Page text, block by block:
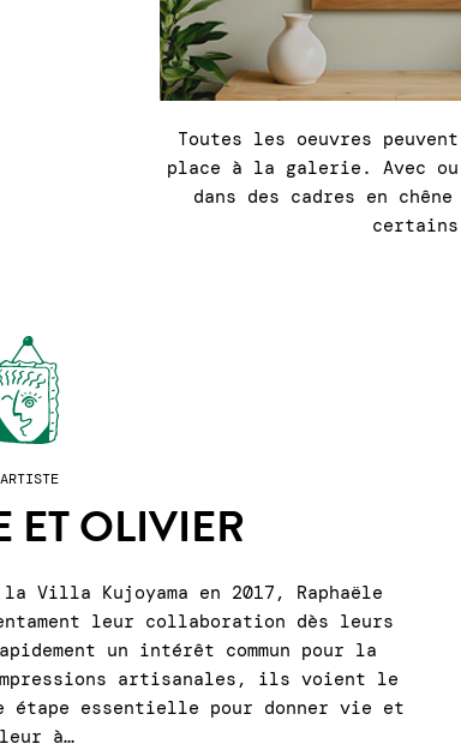
Toutes les oeuvres
place à la galerie. Avec ou
dans des cadres en
ET OLIVIER
Villa Kujoyama en 2017, Raphaële
leur collaboration dès leurs
un intérêt commun pour la
artisanales, ils voient le
étape essentielle pour donner vie et
à…